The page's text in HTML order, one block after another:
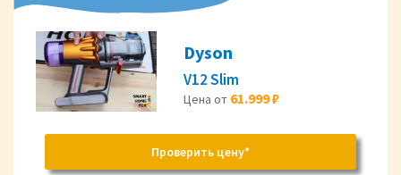
Dyson
V12 Slim
Цена от 61.999 ₽
Проверить цену*